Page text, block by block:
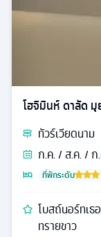
โฮจิมินห์ ดาลัด
ทัวร์เวียดนาม
ก.ค. / ส.ค. / ก
ที่พักระดับ
โบสถ์นอร์ทเธ
ทรายขาว